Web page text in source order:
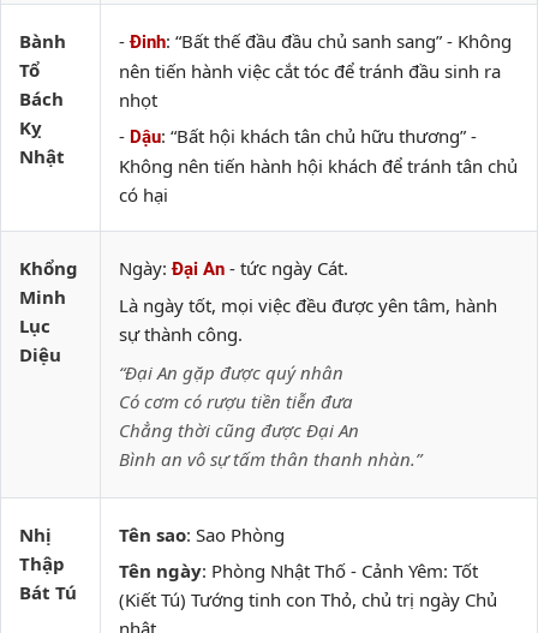
Bành
Tổ
Bách
Kỵ
Nhật
-Đinh: “Bất thế đầu đầu chủ sanh sang” - Không
nên tiến hành việc cắt tóc để tránh đầu sinh ra
nhọt
- Dậu: “Bất hội khách tân chủ hữu thương” -
Không nên tiến hành hội khách để tránh tân chủ
có hại
Khổng
Minh
Lục
Diệu
Ngày:Đại An - tức ngày Cát.
Là ngày tốt, mọi việc đều được yên tâm, hành
sự thành công.
“Đại An gặp được quý nhân
Có cơm có rượu tiền tiễn đưa
Chẳng thời cũng được Đại An
Bình an vô sự tấm thân thanh nhàn.”
Nhị
Thập
Bát Tú
Tên sao: Sao Phòng
Tên ngày: Phòng Nhật Thố - Cảnh Yêm: Tốt
(Kiết Tú) Tướng tinh con Thỏ, chủ trị ngày Chủ
nhật.